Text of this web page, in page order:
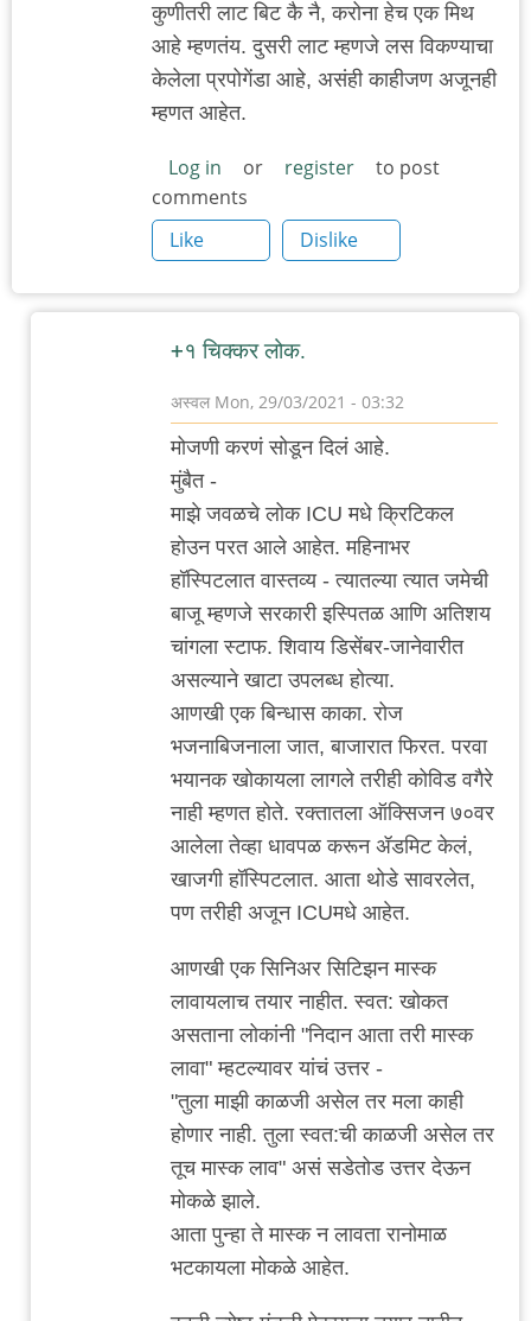
कुणीतरी लाट बिट कै नै, करोना हेच एक मिथ
आहे म्हणतंय. दुसरी लाट म्हणजे लस विकण्याचा
केलेला प्रपोगेंडा आहे, असंही काहीजण अजूनही
म्हणत आहेत.
Log in or register
to post
comments
Like
Dislike
+१ चिक्कर लोक.
अस्वल Mon, 29/03/2021 - 03:32
In
reply
to
संकीर्ण
by
adam
मोजणी करणं सोडून दिलं आहे.
मुंबैत -
माझे जवळचे लोक ICU मधे क्रिटिकल
होउन परत आले आहेत. महिनाभर
हॉस्पिटलात वास्तव्य - त्यातल्या त्यात जमेची
बाजू म्हणजे सरकारी इस्पितळ आणि अतिशय
चांगला स्टाफ. शिवाय डिसेंबर-जानेवारीत
असल्याने खाटा उपलब्ध होत्या.
आणखी एक बिन्धास काका. रोज
भजनाबिजनाला जात, बाजारात फिरत. परवा
भयानक खोकायला लागले तरीही कोविड वगैरे
नाही म्हणत होते. रक्तातला ऑक्सिजन ७०वर
आलेला तेव्हा धावपळ करून ॲडमिट केलं,
खाजगी हॉस्पिटलात. आता थोडे सावरलेत,
पण तरीही अजून ICUमधे आहेत.
आणखी एक सिनिअर सिटिझन मास्क
लावायलाच तयार नाहीत. स्वत: खोकत
असताना लोकांनी "निदान आता तरी मास्क
लावा" म्हटल्यावर यांचं उत्तर -
"तुला माझी काळजी असेल तर मला काही
होणार नाही. तुला स्वत:ची काळजी असेल तर
तूच मास्क लाव" असं सडेतोड उत्तर देऊन
मोकळे झाले.
आता पुन्हा ते मास्क न लावता रानोमाळ
भटकायला मोकळे आहेत.